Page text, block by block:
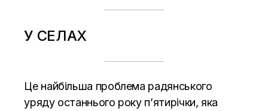
У СЕЛАХ
Це найбільша проблема радянського
уряду останнього року п’ятирічки, яка